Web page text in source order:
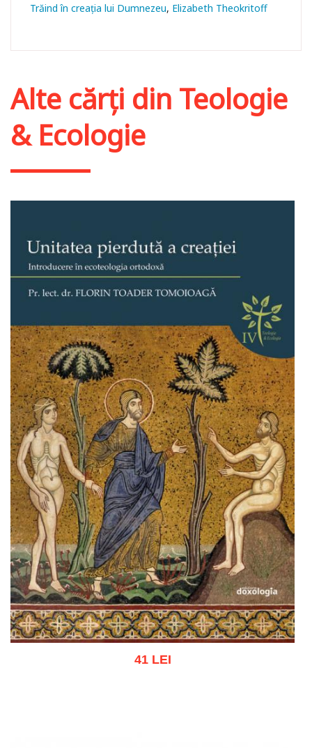
Trăind în creația lui Dumnezeu Elizabeth Theokritoff
Alte cărți din Teologie
& Εcologie
41 LEI